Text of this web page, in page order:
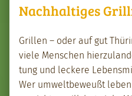
Nachhaltiges
Grillen – oder auf gut
viele Men­schen
tung und leckere
Wer umwelt­be­weußt